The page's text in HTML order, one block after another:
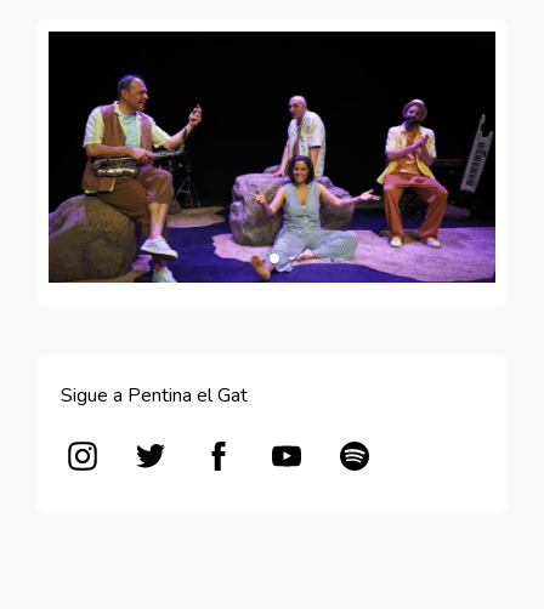
Sigue a Pentina el Gat
Abre en nueva ventana
Abre en nueva ventana
Abre en nueva ventana
Abre en nueva ventana
Abre en nueva